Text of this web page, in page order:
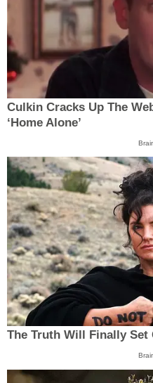
Culkin Cracks Up The
‘Home Alone’
The Truth Will Finally Set